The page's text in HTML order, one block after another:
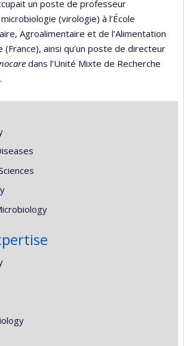
un poste de professeur
(virologie) à l’École
Agroalimentaire et de l’Alimentation
(France), ainsi qu’un poste de directeur
dans l’Unité Mixte de Recherche